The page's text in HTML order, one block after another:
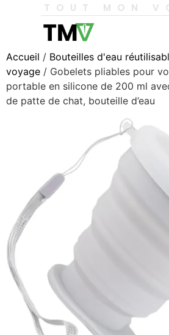
TOUT MON
Accueil / Bouteilles d'eau
voyage / Gobelets pliables pour
portable en silicone de 200 ml
de patte de chat, bouteille d’eau